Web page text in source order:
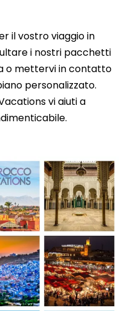
il vostro viaggio in
i nostri pacchetti
o mettervi in contatto
personalizzato.
vi aiuti a